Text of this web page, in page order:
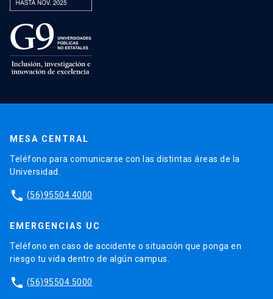
MESA CENTRAL
Teléfono para comunicarse con las distintas áreas de la
Universidad.
phone (56)95504 4000
EMERGENCIAS UC
Teléfono en caso de accidente o situación que ponga en
riesgo tu vida dentro de algún campus.
phone (56)95504 5000